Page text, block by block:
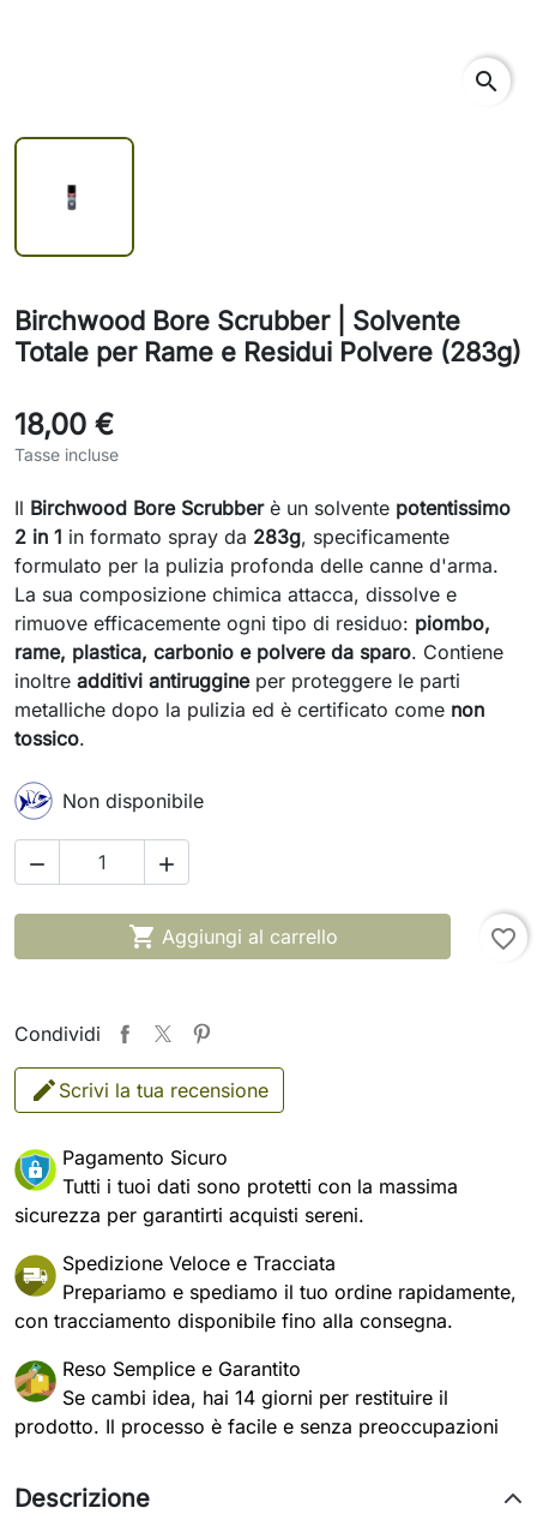
search
Birchwood Bore Scrubber | Solvente
Totale per Rame e Residui Polvere (283g)
18,00 €
Tasse incluse
Il Birchwood Bore Scrubberè un solvente potentissimo
2 in 1 in formato spray da 283g, specificamente
formulato per la pulizia profonda delle canne d'arma.
La sua composizione chimica attacca, dissolve e
rimuove efficacemente ogni tipo di residuo: piombo,
rame, plastica, carbonio e polvere da sparo. Contiene
inoltre additivi antiruggineper proteggere le parti
metalliche dopo la pulizia ed è certificato come non
tossico.
Non disponibile
 
 Aggiungi al carrello favorite_border
Condividi
Scrivi la tua recensione
Pagamento Sicuro
Tutti i tuoi dati sono protetti con la massima
sicurezza per garantirti acquisti sereni.
Spedizione Veloce e Tracciata
Prepariamo e spediamo il tuo ordine rapidamente,
con tracciamento disponibile fino alla consegna.
Reso Semplice e Garantito
Se cambi idea, hai 14 giorni per restituire il
prodotto. Il processo è facile e senza preoccupazioni
Descrizione